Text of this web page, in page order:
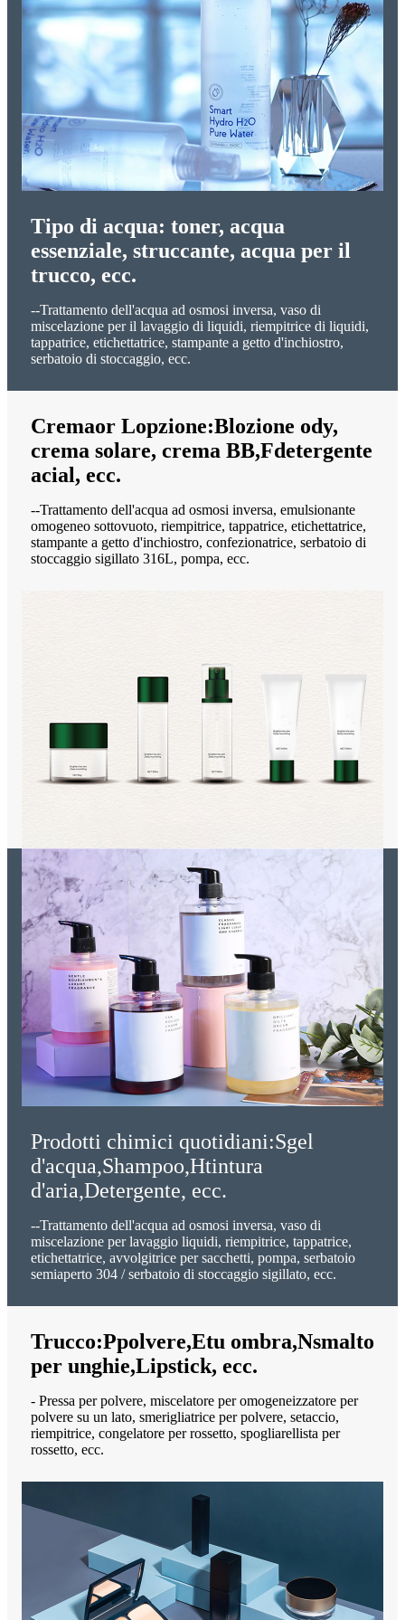
Tipo di acqua: toner, acqua
essenziale, struccante, acqua per il
trucco, ecc.
--Trattamento dell'acqua ad osmosi inversa, vaso di
miscelazione per il lavaggio di liquidi, riempitrice di liquidi,
tappatrice, etichettatrice, stampante a getto d'inchiostro,
serbatoio di stoccaggio, ecc.
Cremaor Lopzione:Blozione ody,
crema solare, crema BB,Fdetergente
acial, ecc.
--Trattamento dell'acqua ad osmosi inversa, emulsionante
omogeneo sottovuoto, riempitrice, tappatrice, etichettatrice,
stampante a getto d'inchiostro, confezionatrice, serbatoio di
stoccaggio sigillato 316L, pompa, ecc.
Prodotti chimici quotidiani:Sgel
d'acqua,Shampoo,Htintura
d'aria,Detergente, ecc.
--Trattamento dell'acqua ad osmosi inversa, vaso di
miscelazione per lavaggio liquidi, riempitrice, tappatrice,
etichettatrice, avvolgitrice per sacchetti, pompa, serbatoio
semiaperto 304 / serbatoio di stoccaggio sigillato, ecc.
Trucco:Ppolvere,Etu ombra,Nsmalto
per unghie,Lipstick, ecc.
- Pressa per polvere, miscelatore per omogeneizzatore per
polvere su un lato, smerigliatrice per polvere, setaccio,
riempitrice, congelatore per rossetto, spogliarellista per
rossetto, ecc.